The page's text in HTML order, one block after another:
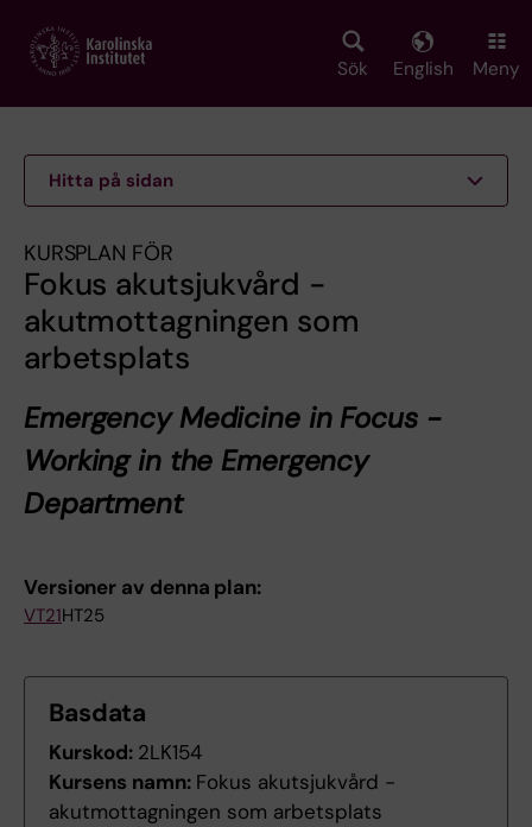
main
Sök English Meny
Hitta på sidan
KURSPLAN FÖR
Fokus akutsjukvård -
akutmottagningen som
arbetsplats
Emergency Medicine in Focus -
Working in the Emergency
Department
Versioner av denna plan:
VT21HT25
Basdata
Kurskod: 2LK154
Kursens namn: Fokus akutsjukvård -
akutmottagningen som arbetsplats